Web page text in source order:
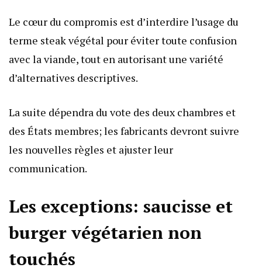
Le cœur du compromis est d’interdire l’usage du
terme steak végétal pour éviter toute confusion
avec la viande, tout en autorisant une variété
d’alternatives descriptives.
La suite dépendra du vote des deux chambres et
des États membres; les fabricants devront suivre
les nouvelles règles et ajuster leur
communication.
Les exceptions: saucisse et
burger végétarien non
touchés